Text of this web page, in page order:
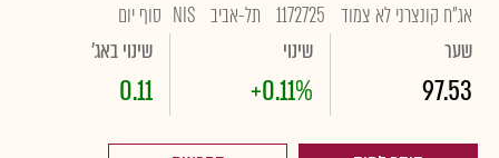
אג"ח קונצרני לא צמוד 1172725 תל-אביב NIS סוף יום
שער
97.53
שינוי
+0.11%
שינוי באג'
0.11